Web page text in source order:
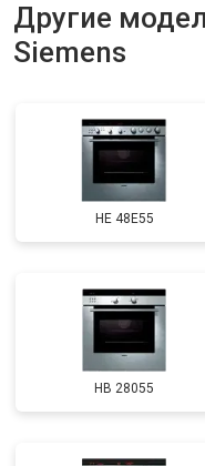
Другие
Siemens
HE 48E55
HB 28055